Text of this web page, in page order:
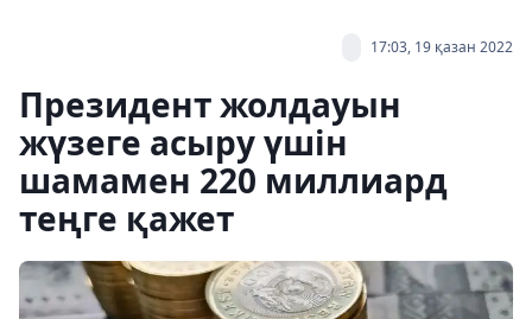
17:03, 19 қазан 2022
Президент жолдауын
жүзеге асыру үшін
шамамен 220 миллиард
теңге қажет